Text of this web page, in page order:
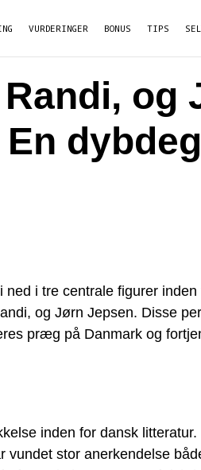
VURDERINGER BONUS TIPS
og
ned i tre centrale figurer
og Jørn Jepsen. Disse
præg på Danmark og
inden for dansk
vundet stor anerkendelse